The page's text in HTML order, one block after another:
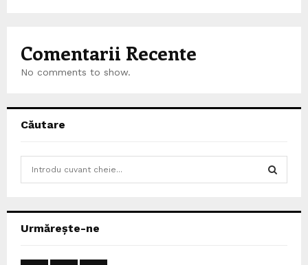
Comentarii Recente
No comments to show.
Căutare
h
Urmărește-ne